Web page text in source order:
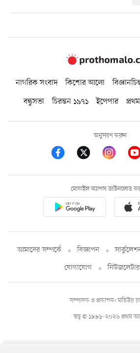
নাগরিক সংবাদ কিশোর আলো
বন্ধুসভা
চিরন্তন ১৯৭১ ইপেপার
অনুসরণ করুন
মোবাইল অ্যাপস ডাউনলোড
আমাদের সম্পর্কে বিজ্ঞাপন
যোগাযোগ
নিউজলেটার
স্বত্ব © ১৯৯৮-২০২৬ প্রথম
সম্পাদক ও প্রকাশক: মতিউর